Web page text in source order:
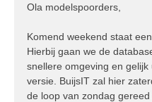
i
h
t
Ola modelspoorders,
Komend weekend staat
Hierbij gaan we de
snellere omgeving en
versie. BuijsIT zal hier
de loop van zondag